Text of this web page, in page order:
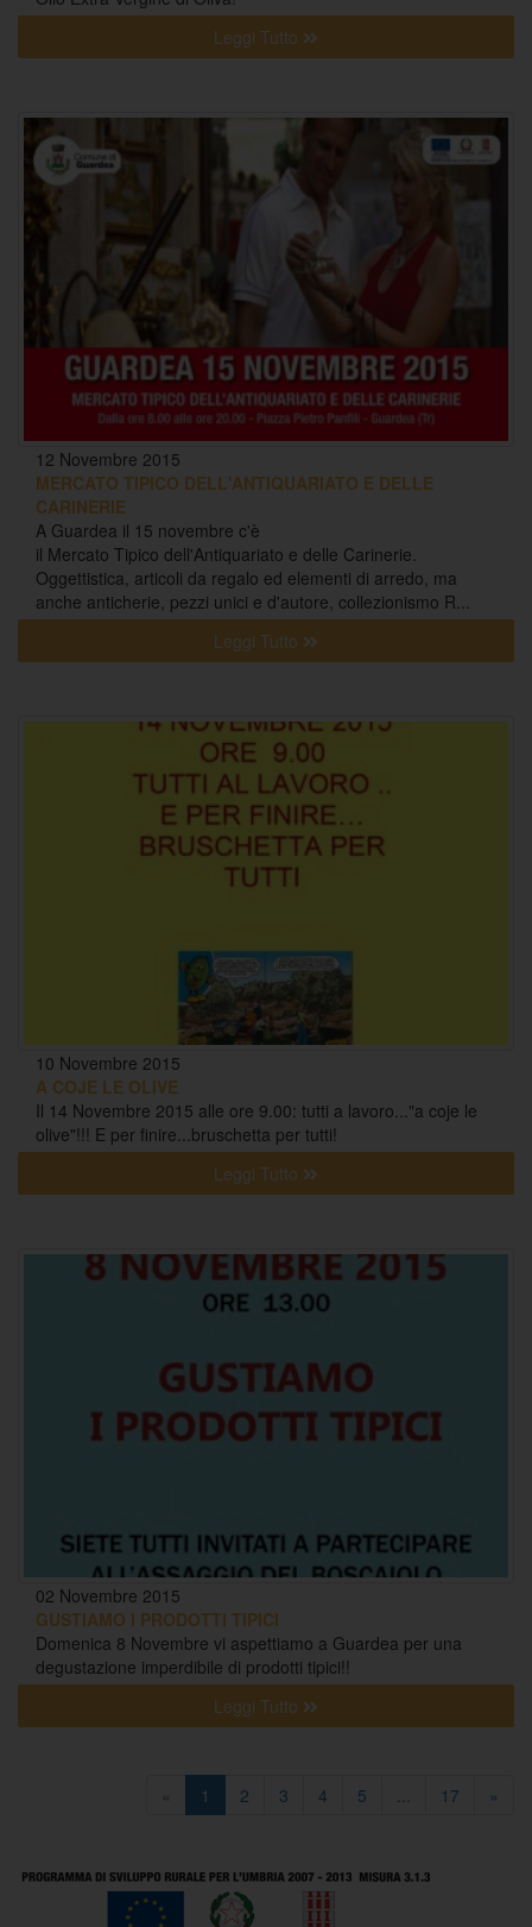
Leggi Tutto
12 Novembre 2015
MERCATO TIPICO DELL'ANTIQUARIATO E DELLE
CARINERIE
A Guardea il 15 novembre c'è
il Mercato Tipico dell'Antiquariato e delle Carinerie.
Oggettistica, articoli da regalo ed elementi di arredo, ma
anche anticherie, pezzi unici e d'autore, collezionismo R...
Leggi Tutto
10 Novembre 2015
A COJE LE OLIVE
Il 14 Novembre 2015 alle ore 9.00: tutti a lavoro..."a coje le
olive"!!! E per finire...bruschetta per tutti!
Leggi Tutto
02 Novembre 2015
GUSTIAMO I PRODOTTI TIPICI
Domenica 8 Novembre vi aspettiamo a Guardea per una
degustazione imperdibile di prodotti tipici!!
Leggi Tutto
« 1 2 3 4 5 ... 17 »